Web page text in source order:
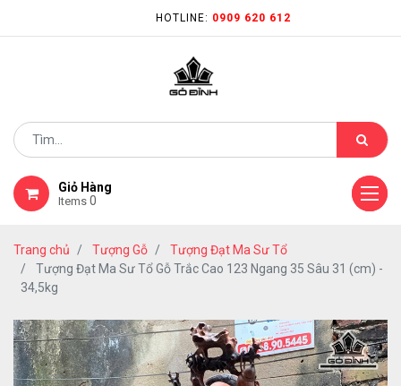
HOTLINE: 0909 620 612
Giỏ Hàng
Items 0
Trang chủ Tượng Gỗ
Tượng Đạt Ma Sư Tổ
Tượng Đạt Ma Sư Tổ Gỗ Trắc Cao 123 Ngang 35 Sâu 31 (cm) -
34,5kg